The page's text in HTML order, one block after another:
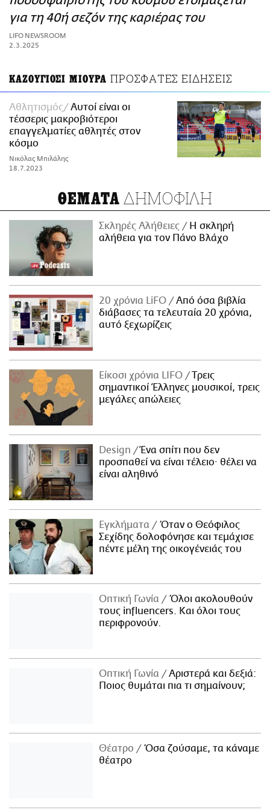
ΑΜΠΑ
PRINT
για τη 40ή σεζόν της καριέρας του
LIFO NEWSROOM
2.3.2025
ΚΑΖΟΥΓΙΟΣΙ ΜΙΟΥΡΑ ΠΡΟΣΦΑΤΕΣ ΕΙΔΗΣΕΙΣ
Αθλητισμός
Αυτοί είναι οι
τέσσερις μακροβιότεροι
επαγγελματίες αθλητές στον
κόσμο
Νικόλας Μπιλάλης
18.7.2023
ΘΕΜΑΤΑ ΔΗΜΟΦΙΛΗ
Σκληρές Αλήθειες
H σκληρή
αλήθεια για τον Πάνο Βλάχο
20 χρόνια LiFO
Από όσα βιβλία
διάβασες τα τελευταία 20 χρόνια,
αυτό ξεχωρίζεις
Είκοσι χρόνια LIFO
Tρεις
σημαντικοί Έλληνες μουσικοί, τρεις
μεγάλες απώλειες
Design
Ένα σπίτι που δεν
προσπαθεί να είναι τέλειο· θέλει να
είναι αληθινό
Εγκλήματα
Όταν ο Θεόφιλος
Σεχίδης δολοφόνησε και τεμάχισε
πέντε μέλη της οικογένειάς του
Οπτική Γωνία
Όλοι ακολουθούν
τους influencers. Και όλοι τους
περιφρονούν.
Οπτική Γωνία
Αριστερά και δεξιά:
Ποιος θυμάται πια τι σημαίνουν;
Θέατρο
Όσα ζούσαμε, τα κάναμε
θέατρο